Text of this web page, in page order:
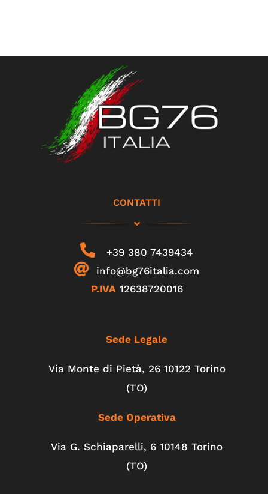
CONTATTI
+39 380 7439434
info@bg76italia.com
P.IVA 12638720016
Sede Legale
Via Monte di Pietà, 26 10122 Torino
(TO)
Sede Operativa
Via G. Schiaparelli, 6 10148 Torino
(TO)